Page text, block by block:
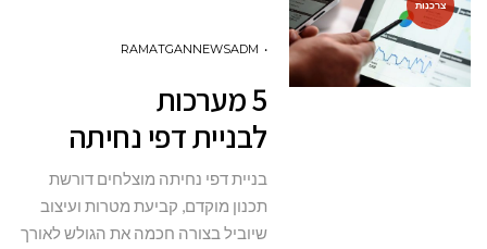
צרכנות
RAMATGANNEWSADM
5 מערכות
לבניית דפי נחיתה
בניית דפי נחיתה מוצלחים דורשת
תכנון מוקדם, קביעת מטרות ועיצוב
שיוביל בצורה חכמה את הגולש לאורך